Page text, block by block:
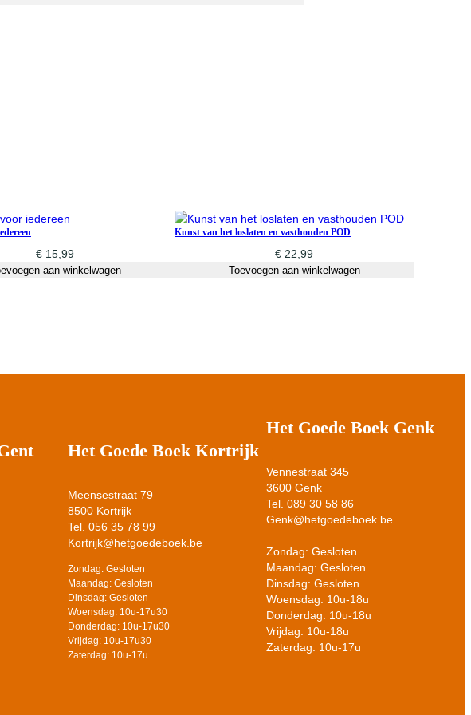
€ 15,99
aan winkelwagen
Kunst van het loslaten en vasthouden POD
€ 22,99
Toevoegen aan winkelwagen
Het Goede Boek Kortrijk
Meensestraat 79
8500 Kortrijk
Tel. 056 35 78 99
Kortrijk@hetgoedeboek.be
Zondag: Gesloten
Maandag: Gesloten
Dinsdag: Gesloten
Woensdag: 10u-17u30
Donderdag: 10u-17u30
Vrijdag: 10u-17u30
Zaterdag: 10u-17u
Het Goede Boek Genk
Vennestraat 345
3600 Genk
Tel. 089 30 58 86
Genk@hetgoedeboek.be
Zondag: Gesloten
Maandag: Gesloten
Dinsdag: Gesloten
Woensdag: 10u-18u
Donderdag: 10u-18u
Vrijdag: 10u-18u
Zaterdag: 10u-17u